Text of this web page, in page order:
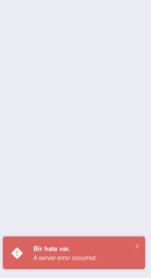
Bir hata var.
A server error occurred.